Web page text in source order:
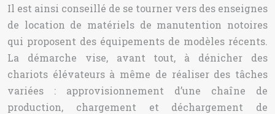
Il est ainsi conseillé de se tourner vers des enseignes
de location de matériels de manutention notoires
qui proposent des équipements de modèles récents.
La démarche vise, avant tout, à dénicher des
chariots élévateurs à même de réaliser des tâches
variées : approvisionnement d’une chaîne de
production, chargement et déchargement de